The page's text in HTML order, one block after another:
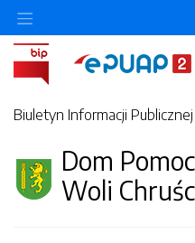
Biuletyn Informacji Publicznej
Dom
Woli